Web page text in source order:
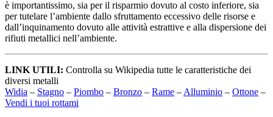
è importantissimo, sia per il risparmio dovuto al costo inferiore, sia
per tutelare l’ambiente dallo sfruttamento eccessivo delle risorse e
dall’inquinamento dovuto alle attività estrattive e alla dispersione dei
rifiuti metallici nell’ambiente.
LINK UTILI: Controlla su Wikipedia tutte le caratteristiche dei
diversi metalli
Widia – Stagno – Piombo – Bronzo – Rame – Alluminio – Ottone –
Vendi i tuoi rottami